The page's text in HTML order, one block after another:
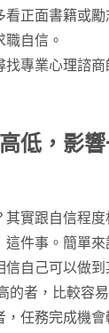
看正面書籍或
職自信。
找專業心理諮商
低，影
其實跟自信程
這件事。簡單
信自己可以做
的者，比較容
，任務完成機